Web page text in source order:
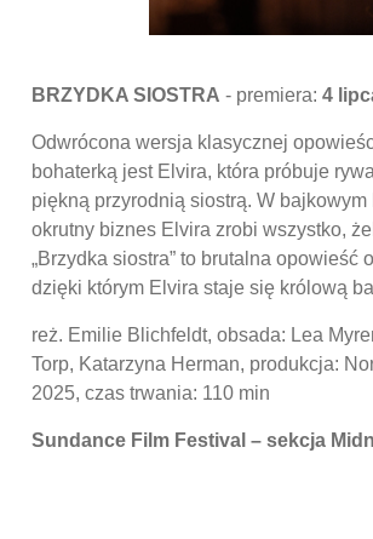
BRZYDKA SIOSTRA - premiera: 4
Odwrócona wersja klasycznej
bohaterką jest Elvira, która próbuje
piękną przyrodnią siostrą. W
okrutny biznes Elvira zrobi wszystko,
„Brzydka siostra” to brutalna opowieść
dzięki którym Elvira staje się królową
reż. Emilie Blichfeldt, obsada: Lea
Torp, Katarzyna Herman, produkcja:
2025, czas trwania: 110 min
Sundance Film Festival – sekcja